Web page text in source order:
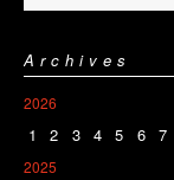
Archives
2026
1 2 3 4 5 6 7
2025